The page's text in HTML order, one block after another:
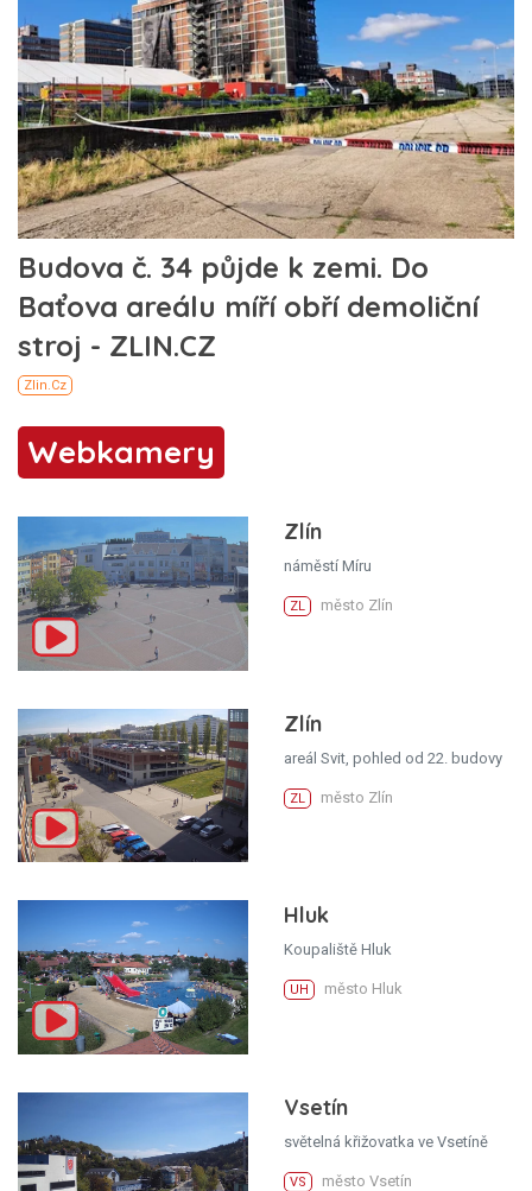
Webkamery
Zlín
náměstí Míru
ZL město Zlín
Zlín
areál Svit, pohled od 22. budovy
ZL město Zlín
Hluk
Koupaliště Hluk
UH město Hluk
Vsetín
světelná křižovatka ve Vsetíně
VS město Vsetín